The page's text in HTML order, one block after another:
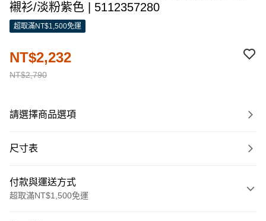
襯衫/淡粉紫色 | 5112357280
超取滿NT$1,500免運
NT$2,790
NT$2,232
請選擇商品選項
尺寸表
付款與運送方式
超取滿NT$1,500免運